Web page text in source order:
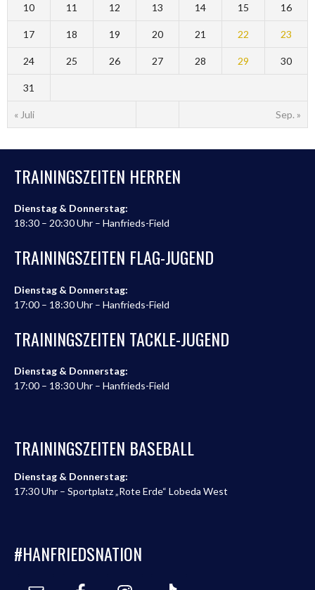
« Juli Sep. »
10 11 12 13 14 15 16
17 18 19 20 21 22 23
24 25 26 27 28 29 30
31
TRAININGSZEITEN HERREN
Dienstag & Donnerstag:
18:30 – 20:30 Uhr – Hanfrieds-Field
TRAININGSZEITEN FLAG-JUGEND
Dienstag & Donnerstag:
17:00 – 18:30 Uhr – Hanfrieds-Field
TRAININGSZEITEN TACKLE-JUGEND
Dienstag & Donnerstag:
17:00 – 18:30 Uhr – Hanfrieds-Field
TRAININGSZEITEN BASEBALL
Dienstag & Donnerstag:
17:30 Uhr – Sportplatz „Rote Erde“ Lobeda West
#HANFRIEDSNATION